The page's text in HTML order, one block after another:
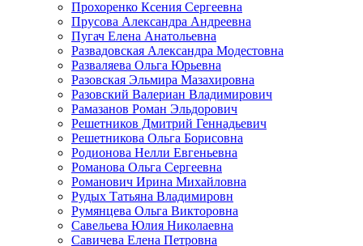
Прохоренко Ксения Сергеевна
Прусова Александра Андреевна
Пугач Елена Анатольевна
Развадовская Александра Модестовна
Разваляева Ольга Юрьевна
Разовская Эльмира Мазахировна
Разовский Валериан Владимирович
Рамазанов Роман Эльдорович
Решетников Дмитрий Геннадьевич
Решетникова Ольга Борисовна
Родионова Нелли Евгеньевна
Романова Ольга Сергеевна
Романович Ирина Михайловна
Рудых Татьяна Владимировн
Румянцева Ольга Викторовна
Савельева Юлия Николаевна
Савичева Елена Петровна